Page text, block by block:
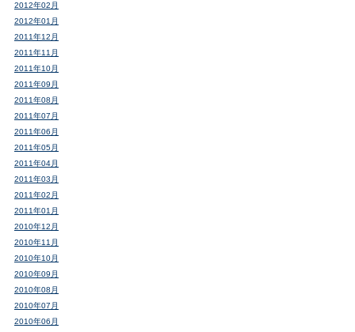
2012年02月
2012年01月
2011年12月
2011年11月
2011年10月
2011年09月
2011年08月
2011年07月
2011年06月
2011年05月
2011年04月
2011年03月
2011年02月
2011年01月
2010年12月
2010年11月
2010年10月
2010年09月
2010年08月
2010年07月
2010年06月